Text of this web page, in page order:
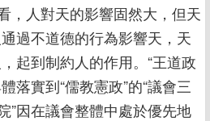
，人對天的影響固然大，但天
過不道德的行為影響天，天
起到制約人的作用。“王道政
落實到“儒教憲政”的“議會三
”因在議會整體中處於優先地